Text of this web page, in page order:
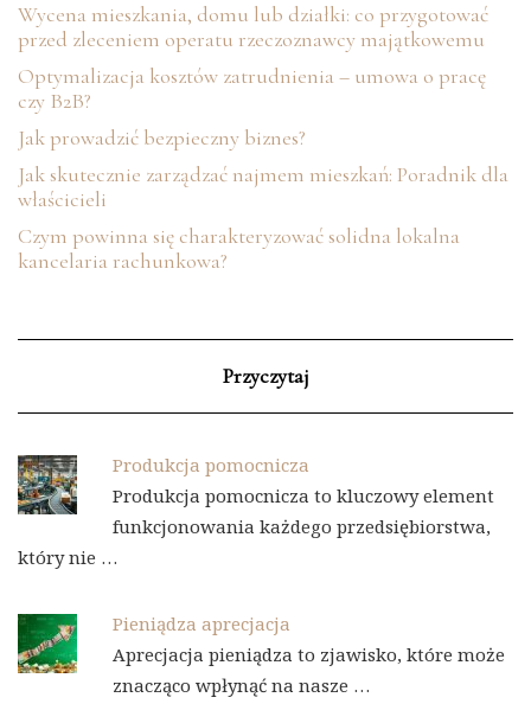
Wycena mieszkania, domu lub działki: co przygotować
przed zleceniem operatu rzeczoznawcy majątkowemu
Optymalizacja kosztów zatrudnienia – umowa o pracę
czy B2B?
Jak prowadzić bezpieczny biznes?
Jak skutecznie zarządzać najmem mieszkań: Poradnik dla
właścicieli
Czym powinna się charakteryzować solidna lokalna
kancelaria rachunkowa?
Przyczytaj
Produkcja pomocnicza
Produkcja pomocnicza to kluczowy element
funkcjonowania każdego przedsiębiorstwa,
który nie …
Pieniądza aprecjacja
Aprecjacja pieniądza to zjawisko, które może
znacząco wpłynąć na nasze …